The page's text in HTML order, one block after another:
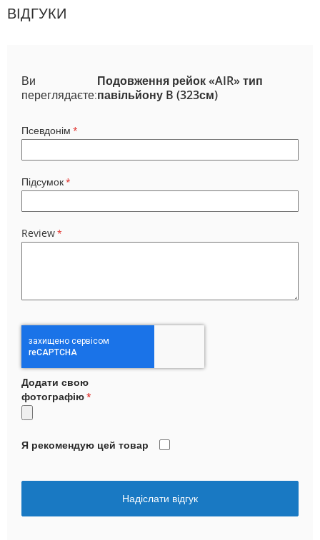
ВІДГУКИ
Ви
переглядаєте:
Подовження рейок «AIR» тип
павільйону B (323см)
Псевдонім
Підсумок
Review
Додати свою
фотографію
Я рекомендую цей товар
Надіслати відгук